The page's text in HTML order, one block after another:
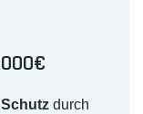
durch